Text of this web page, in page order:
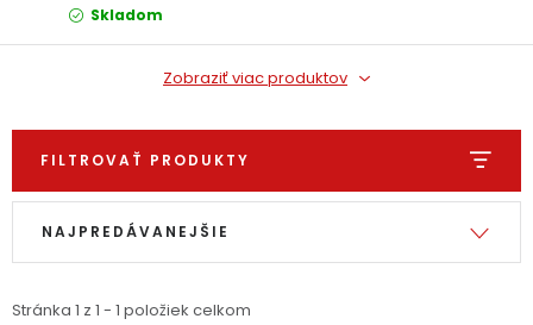
Vianoce
Značky
Skladom
Zobraziť viac produktov
FILTROVAŤ PRODUKTY
Výpis produktov
Stránka 1 z 1 - 1 položiek celkom
Radenie produktov
NAJPREDÁVANEJŠIE